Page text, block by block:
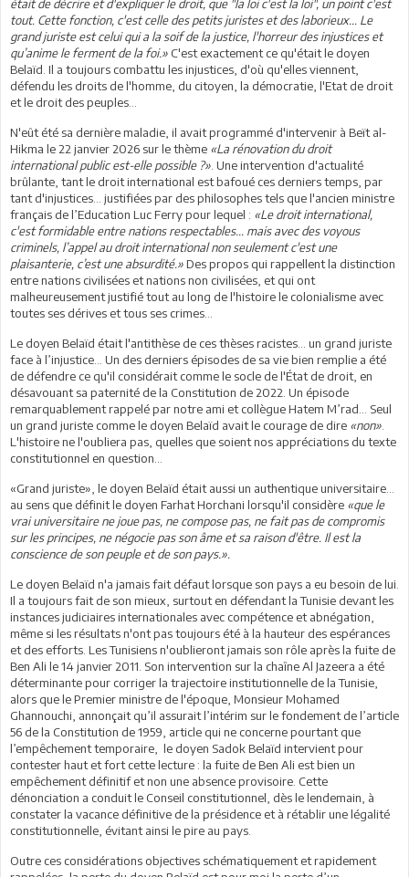
était de décrire et d'expliquer le droit, que "la loi c'est la loi", un point c'est
tout. Cette fonction, c'est celle des petits juristes et des laborieux... Le
grand juriste est celui qui a la soif de la justice, l'horreur des injustices et
qu’anime le ferment de la foi.» C'est exactement ce qu'était le doyen
Belaïd. Il a toujours combattu les injustices, d'où qu'elles viennent,
défendu les droits de l'homme, du citoyen, la démocratie, l'Etat de droit
et le droit des peuples...
N'eût été sa dernière maladie, il avait programmé d'intervenir à Beït al-
Hikma le 22 janvier 2026 sur le thème «La rénovation du droit
international public est-elle possible ?» . Une intervention d'actualité
brûlante, tant le droit international est bafoué ces derniers temps, par
tant d'injustices... justifiées par des philosophes tels que l'ancien ministre
français de l’Education Luc Ferry pour lequel : «Le droit international,
c'est formidable entre nations respectables... mais avec des voyous
criminels, l’appel au droit international non seulement c'est une
plaisanterie, c’est une absurdité.»Des propos qui rappellent la distinction
entre nations civilisées et nations non civilisées, et qui ont
malheureusement justifié tout au long de l'histoire le colonialisme avec
toutes ses dérives et tous ses crimes...
Le doyen Belaïd était l'antithèse de ces thèses racistes... un grand juriste
face à l’injustice... Un des derniers épisodes de sa vie bien remplie a été
de défendre ce qu'il considérait comme le socle de l'État de droit, en
désavouant sa paternité de la Constitution de 2022. Un épisode
remarquablement rappelé par notre ami et collègue Hatem M’rad... Seul
un grand juriste comme le doyen Belaïd avait le courage de dire «non»
L'histoire ne l'oubliera pas, quelles que soient nos appréciations du texte
constitutionnel en question...
«Grand juriste», le doyen Belaïd était aussi un authentique universitaire...
au sens que définit le doyen Farhat Horchani lorsqu'il considère «que le
vrai universitaire ne joue pas, ne compose pas, ne fait pas de compromis
sur les principes, ne négocie pas son âme et sa raison d'être. Il est la
conscience de son peuple et de son pays.».
Le doyen Belaïd n'a jamais fait défaut lorsque son pays a eu besoin de lui.
Il a toujours fait de son mieux, surtout en défendant la Tunisie devant les
instances judiciaires internationales avec compétence et abnégation,
même si les résultats n'ont pas toujours été à la hauteur des espérances
et des efforts. Les Tunisiens n'oublieront jamais son rôle après la fuite de
Ben Ali le 14 janvier 2011. Son intervention sur la chaîne Al Jazeera a été
déterminante pour corriger la trajectoire institutionnelle de la Tunisie,
alors que le Premier ministre de l'époque, Monsieur Mohamed
Ghannouchi, annonçait qu’il assurait l’intérim sur le fondement de l’article
56 de la Constitution de 1959, article qui ne concerne pourtant que
l’empêchement temporaire, le doyen Sadok Belaïd intervient pour
contester haut et fort cette lecture : la fuite de Ben Ali est bien un
empêchement définitif et non une absence provisoire. Cette
dénonciation a conduit le Conseil constitutionnel, dès le lendemain, à
constater la vacance définitive de la présidence et à rétablir une légalité
constitutionnelle, évitant ainsi le pire au pays.
Outre ces considérations objectives schématiquement et rapidement